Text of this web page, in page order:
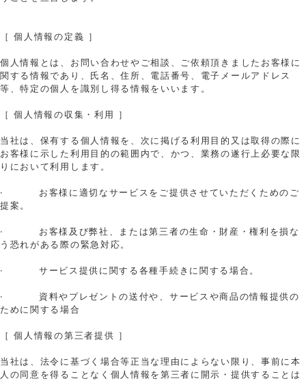
［ 個人情報の定義 ］
個人情報とは、お問い合わせやご相談、ご依頼頂きましたお客様に
関する情報であり、氏名、住所、電話番号、電子メールアドレス
等、特定の個人を識別し得る情報をいいます。
［ 個人情報の収集・利用 ］
当社は、保有する個人情報を、次に掲げる利用目的又は取得の際に
お客様に示した利用目的の範囲内で、かつ、業務の遂行上必要な限
りにおいて利用します。
· お客様に適切なサービスをご提供させていただくためのご
提案。
· お客様及び弊社、または第三者の生命・財産・権利を損な
う恐れがある際の緊急対応。
· サービス提供に関する各種手続きに関する場合。
· 資料やプレゼントの送付や、サービスや商品の情報提供の
ために関する場合
［ 個人情報の第三者提供 ］
当社は、法令に基づく場合等正当な理由によらない限り、事前に本
人の同意を得ることなく個人情報を第三者に開示・提供することは